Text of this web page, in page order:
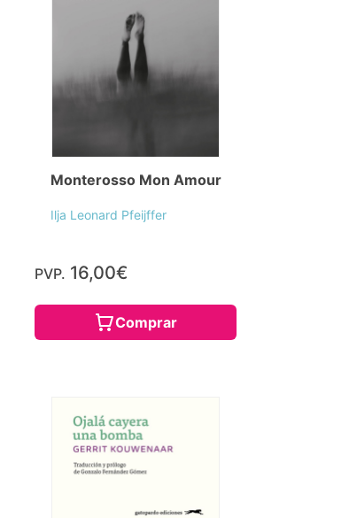
Monterosso Mon Amour
Ilja Leonard Pfeijffer
PVP. 16,00€
Comprar